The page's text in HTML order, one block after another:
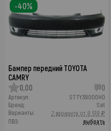
Бампер передний TOYOTA
CAMRY
0,00
0
Артикул:
STTY38000H0
Бренд:
Sat
Варианты:
2 варианта от 8 518 ₽
ПВЗ:
выбрать
-40%